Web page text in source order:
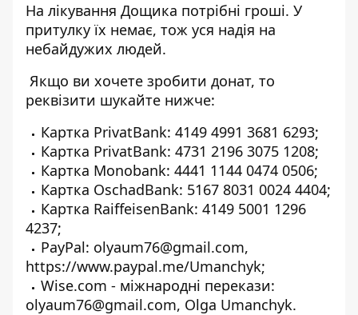
На лікування Дощика потрібні гроші. У
притулку їх немає, тож уся надія на
небайдужих людей.
Якщо ви хочете зробити донат, то
реквізити шукайте нижче:
Картка PrivatBank: 4149 4991 3681 6293;
Картка PrivatBank: 4731 2196 3075 1208;
Картка Monobank: 4441 1144 0474 0506;
Картка OschadBank: 5167 8031 0024 4404;
Картка RaiffeisenBank: 4149 5001 1296
4237;
PayPal: olyaum76@gmail.com,
https://www.paypal.me/Umanchyk;
Wise.com - міжнародні перекази:
olyaum76@gmail.com, Olga Umanchyk.